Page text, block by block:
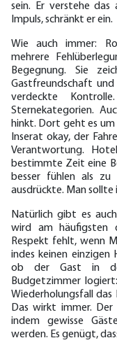
sein. Er verstehe das
Impuls, schränkt er ein.
Wie auch immer:
mehrere
Begegnung. Sie
Gastfreundschaft
verdeckte
Sternekategorien.
hinkt. Dort geht es um
Inserat okay, der
Verantwortung.
bestimmte Zeit eine
besser fühlen als zu
ausdrückte. Man
Natürlich gibt es
wird am häufigsten
Respekt fehlt, wenn
indes keinen einzigen
ob der Gast in
Budgetzimmer
Wiederholungsfall
Das wirkt immer.
indem gewisse
werden. Es genügt,